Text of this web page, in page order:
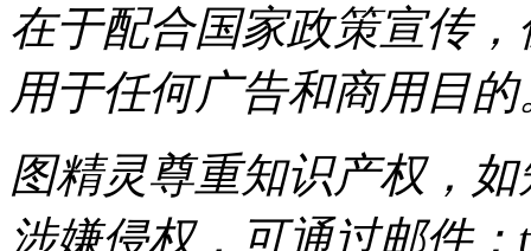
在于配合国家政策宣传
用于任何广告和商用目的
图精灵尊重知识产权，
涉嫌侵权，可通过邮件：